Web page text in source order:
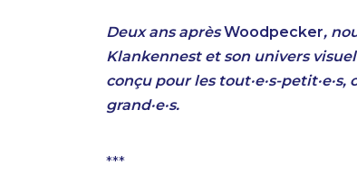
Deux ans aprèsWoodpecker,
Klankennest et son univers
conçu pour les tout·e·s-
grand·e·s.
***